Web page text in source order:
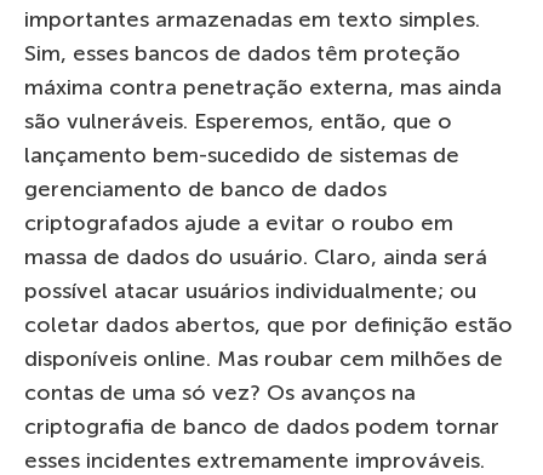
importantes armazenadas em texto simples.
Sim, esses bancos de dados têm proteção
máxima contra penetração externa, mas ainda
são vulneráveis. Esperemos, então, que o
lançamento bem-sucedido de sistemas de
gerenciamento de banco de dados
criptografados ajude a evitar o roubo em
massa de dados do usuário. Claro, ainda será
possível atacar usuários individualmente; ou
coletar dados abertos, que por definição estão
disponíveis online. Mas roubar cem milhões de
contas de uma só vez? Os avanços na
criptografia de banco de dados podem tornar
esses incidentes extremamente improváveis.